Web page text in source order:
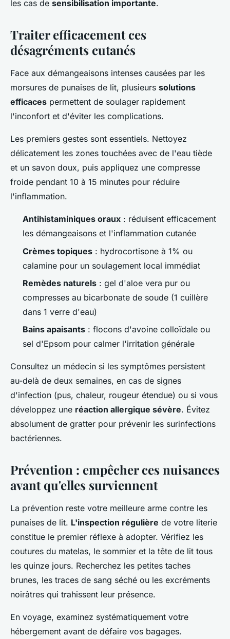
les cas de sensibilisation importante.
Traiter efficacement ces
désagréments cutanés
Face aux démangeaisons intenses causées par les
morsures de punaises de lit, plusieurs solutions
efficaces permettent de soulager rapidement
l'inconfort et d'éviter les complications.
Les premiers gestes sont essentiels. Nettoyez
délicatement les zones touchées avec de l'eau tiède
et un savon doux, puis appliquez une compresse
froide pendant 10 à 15 minutes pour réduire
l'inflammation.
Antihistaminiques oraux : réduisent efficacement
les démangeaisons et l'inflammation cutanée
Crèmes topiques : hydrocortisone à 1% ou
calamine pour un soulagement local immédiat
Remèdes naturels : gel d'aloe vera pur ou
compresses au bicarbonate de soude (1 cuillère
dans 1 verre d'eau)
Bains apaisants : flocons d'avoine colloïdale ou
sel d'Epsom pour calmer l'irritation générale
Consultez un médecin si les symptômes persistent
au-delà de deux semaines, en cas de signes
d'infection (pus, chaleur, rougeur étendue) ou si vous
développez une réaction allergique sévère. Évitez
absolument de gratter pour prévenir les surinfections
bactériennes.
Prévention : empêcher ces nuisances
avant qu'elles surviennent
La prévention reste votre meilleure arme contre les
punaises de lit. L'inspection régulière de votre literie
constitue le premier réflexe à adopter. Vérifiez les
coutures du matelas, le sommier et la tête de lit tous
les quinze jours. Recherchez les petites taches
brunes, les traces de sang séché ou les excréments
noirâtres qui trahissent leur présence.
En voyage, examinez systématiquement votre
hébergement avant de défaire vos bagages.